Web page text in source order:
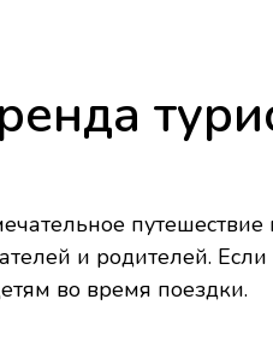
и родителей.
во время поездки.